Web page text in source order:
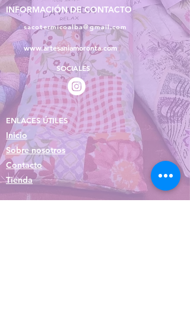
INFORMACIÓN DE CONTACTO
sacotermicoalba@gmail.com
www.artesaniamoronta.com
SOCIALES
ENLACES ÚTILES
Inicio
Sobre nosotros
Contacto
Tienda